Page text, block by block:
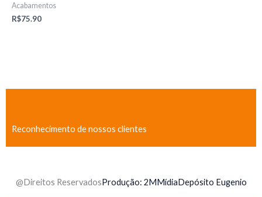
Acabamentos
R$75.90
Reconhecimento de nossos clientes
@Direitos ReservadosProdução: 2MMídiaDepósito Eugenio